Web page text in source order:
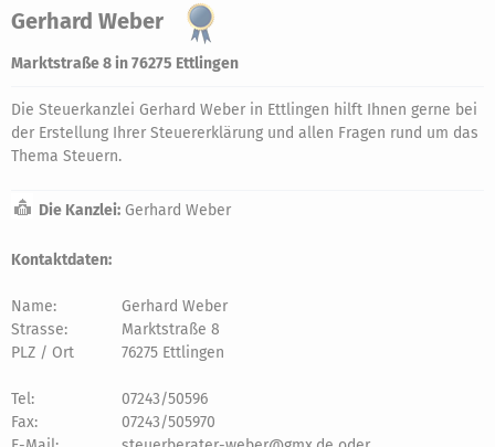
Gerhard Weber
Marktstraße 8 in 76275 Ettlingen
Die Steuerkanzlei Gerhard Weber in Ettlingen hilft Ihnen gerne bei
der Erstellung Ihrer Steuererklärung und allen Fragen rund um das
Thema Steuern.
Die Kanzlei: Gerhard Weber
Kontaktdaten:
Name:
Gerhard Weber
Strasse:
Marktstraße 8
PLZ / Ort
76275 Ettlingen
Tel:
07243/50596
Fax:
07243/505970